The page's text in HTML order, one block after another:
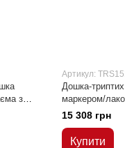
з
Артикул:
Дошка-
маркером/
100x150/300 см
15 308 грн
Купити